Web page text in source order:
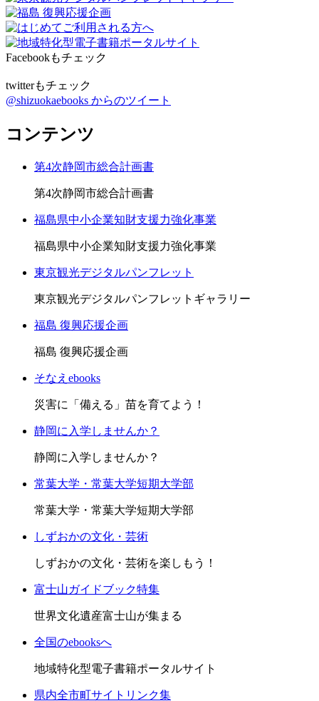
Facebookもチェック
twitterもチェック
@shizuokaebooks からのツイート
コンテンツ
第4次静岡市総合計画書
第4次静岡市総合計画書
福島県中小企業知財支援力強化事業
福島県中小企業知財支援力強化事業
東京観光デジタルパンフレット
東京観光デジタルパンフレットギャラリー
福島 復興応援企画
福島 復興応援企画
そなえebooks
災害に「備える」苗を育てよう！
静岡に入学しませんか？
静岡に入学しませんか？
常葉大学・常葉大学短期大学部
常葉大学・常葉大学短期大学部
しずおかの文化・芸術
しずおかの文化・芸術を楽しもう！
富士山ガイドブック特集
世界文化遺産富士山が集まる
全国のebooksへ
地域特化型電子書籍ポータルサイト
県内全市町サイトリンク集